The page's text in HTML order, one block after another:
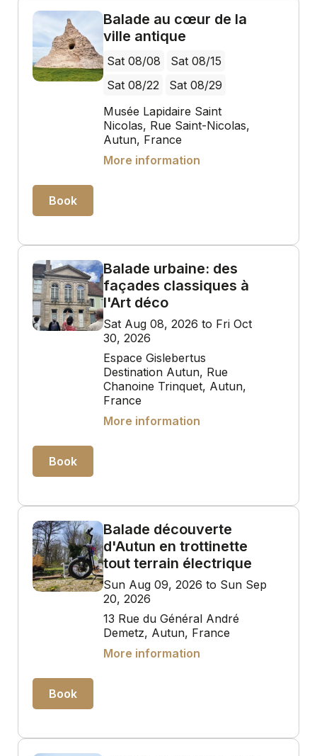
Balade au cœur de la
ville antique
Sat 08/08
Sat 08/15
Sat 08/22
Sat 08/29
Musée Lapidaire Saint
Nicolas, Rue Saint-Nicolas,
Autun, France
More information
Book
Balade urbaine: des
façades classiques à
l'Art déco
Sat Aug 08, 2026 to Fri Oct
30, 2026
Espace Gislebertus
Destination Autun, Rue
Chanoine Trinquet, Autun,
France
More information
Book
Balade découverte
d'Autun en trottinette
tout terrain électrique
Sun Aug 09, 2026 to Sun Sep
20, 2026
13 Rue du Général André
Demetz, Autun, France
More information
Book